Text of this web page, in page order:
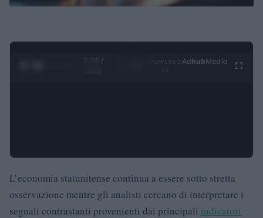
0:29 /
Ad hubMedia
L’economia statunitense continua a essere sotto stretta
osservazione mentre gli analisti cercano di interpretare i
segnali contrastanti provenienti dai principali indicatori